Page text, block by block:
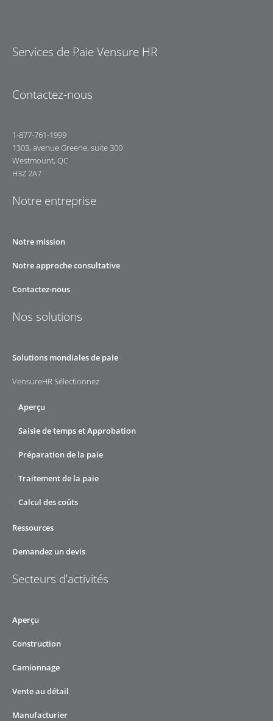
Services de Paie Vensure HR
Contactez-nous
1-877-761-1999
1303, avenue Greene, suite 300
Westmount, QC
H3Z 2A7
Notre entreprise
Notre mission
Notre approche consultative
Contactez-nous
Nos solutions
Solutions mondiales de paie
VensureHR Sélectionnez
Aperçu
Saisie de temps et Approbation
Préparation de la paie
Traitement de la paie
Calcul des coûts
Ressources
Demandez un devis
Secteurs d’activités
Aperçu
Construction
Camionnage
Vente au détail
Manufacturier